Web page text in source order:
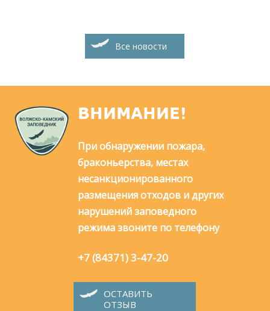
Все новости
ВНИМАНИЕ!
При обнаружении пожара,
браконьерства, местах
несанкционированного
размещения отходов и других
нарушений заповедного
режима звоните по телефону
+7 (84371) 3-47-20
ОСТАВИТЬ
ОТЗЫВ